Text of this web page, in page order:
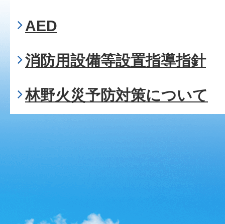
AED
消防用設備等設置指導指針
林野火災予防対策について